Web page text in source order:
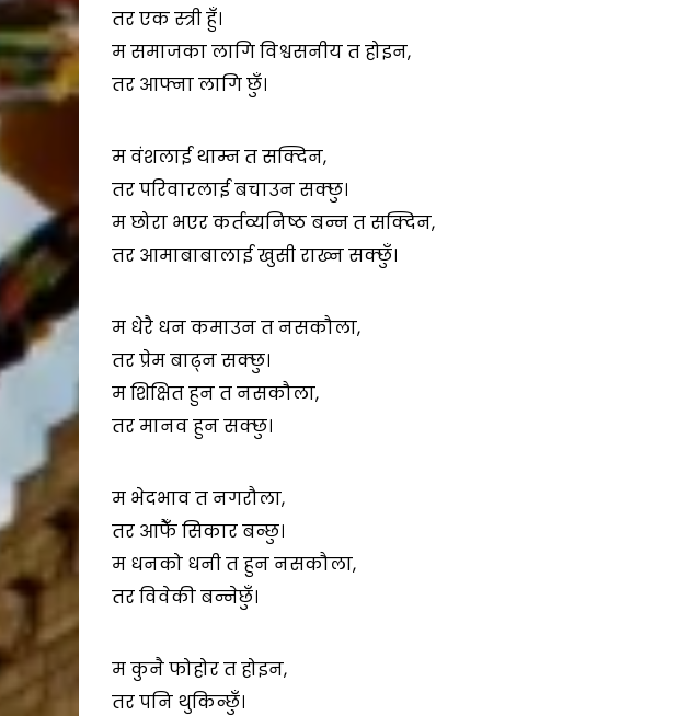
तर एक स्त्री हुँ।
म समाजका लागि विश्वसनीय त होइन,
तर आफ्ना लागि छुँ।
म वंशलाई थाम्न त सक्दिन,
तर परिवारलाई बचाउन सक्छु।
म छोरा भएर कर्तव्यनिष्ठ बन्न त सक्दिन,
तर आमाबाबालाई खुसी राख्न सक्छुँ।
म धेरै धन कमाउन त नसकौला,
तर प्रेम बाढ्न सक्छु।
म शिक्षित हुन त नसकौला,
तर मानव हुन सक्छु।
म भेदभाव त नगरौला,
तर आफैँ सिकार बन्छु।
म धनको धनी त हुन नसकौला,
तर विवेकी बन्नेछुँ।
म कुनै फोहोर त होइन,
तर पनि थुकिन्छुँ।